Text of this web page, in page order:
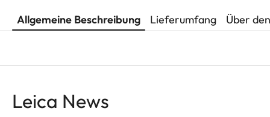
Allgemeine Beschreibung Lieferumfang Über
Leica News